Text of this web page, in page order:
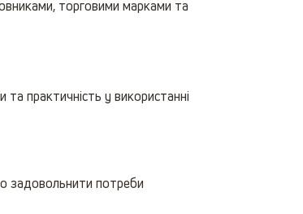
торговими марками та
практичність у використанні
задовольнити потреби